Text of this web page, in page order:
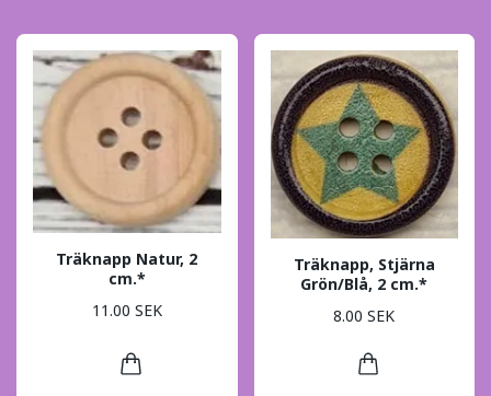
Träknapp Natur, 2
cm.*
11.00 SEK
Träknapp, Stjärna
Grön/Blå, 2 cm.*
8.00 SEK